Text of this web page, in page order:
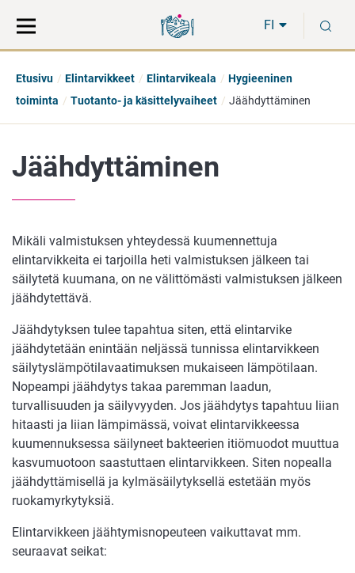
suoraan
sisältöön
koko
sivuston
FI
Etusivu Elintarvikkeet Elintarvikeala
Hygieeninen
toiminta
Tuotanto- ja käsittelyvaiheet Jäähdyttäminen
Jäähdyttäminen
Mikäli valmistuksen yhteydessä kuumennettuja
elintarvikkeita ei tarjoilla heti valmistuksen jälkeen tai
säilytetä kuumana, on ne välittömästi valmistuksen jälkeen
jäähdytettävä.
Jäähdytyksen tulee tapahtua siten, että elintarvike
jäähdytetään enintään neljässä tunnissa elintarvikkeen
säilytyslämpötilavaatimuksen mukaiseen lämpötilaan.
Nopeampi jäähdytys takaa paremman laadun,
turvallisuuden ja säilyvyyden. Jos jäähdytys tapahtuu liian
hitaasti ja liian lämpimässä, voivat elintarvikkeessa
kuumennuksessa säilyneet bakteerien itiömuodot muuttua
kasvumuotoon saastuttaen elintarvikkeen. Siten nopealla
jäähdyttämisellä ja kylmäsäilytyksellä estetään myös
ruokamyrkytyksiä.
Elintarvikkeen jäähtymisnopeuteen vaikuttavat mm.
seuraavat seikat: